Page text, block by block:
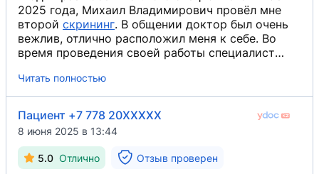
2025 года, Михаил Владимирович провёл мне
второй скрининг​. В общении доктор был очень
вежлив, отлично расположил меня к себе. Во
время проведения своей работы специалист
прокомментировал ход исследования, рассказал
и о моём здоровье, и о состоянии моего
малыша, сделал фотографию его. Это классный,
вежливый и очень приятный специалист,
приёмом я осталась полностью довольна, по
необходимости буду посещать его снова,
считаю, что это профессионал высочайшего
Читать полностью
Пациент +7 778 20XXXXX
8 июня 2025 в 13:44
5.0 Отлично Отзыв проверен